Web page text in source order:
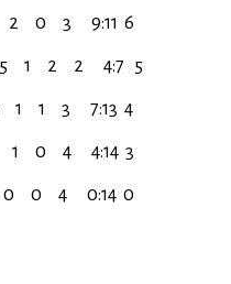
2 0 3 9:11 6
5 1 2 2 4:7 5
5 1 1 3 7:13 4
1 0 4 4:14 3
0 0 4 0:14 0